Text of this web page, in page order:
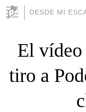
DESDE MI
El vídeo
tiro a